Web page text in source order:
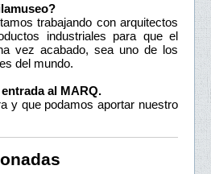
trabajando con arquitectos
industriales para que el
vez acabado, sea uno de los
del mundo.
al MARQ.
y que podamos aportar nuestro